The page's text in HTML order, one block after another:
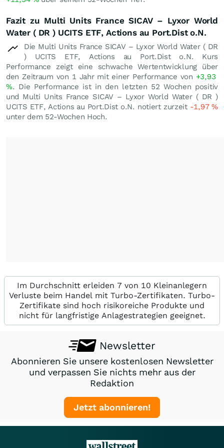
Fazit zu Multi Units France SICAV – Lyxor World
Water ( DR ) UCITS ETF, Actions au Port.Dist o.N.
Die Multi Units France SICAV – Lyxor World Water ( DR
) UCITS ETF, Actions au Port.Dist o.N. Kurs
Performance zeigt eine schwache Wertentwicklung über
den Zeitraum von 1 Jahr mit einer Performance von +3,93
%. Die Performance ist in den letzten 52 Wochen positiv
und Multi Units France SICAV – Lyxor World Water ( DR )
UCITS ETF, Actions au Port.Dist o.N. notiert zurzeit -1,97%
unter dem 52-Wochen Hoch.
Im Durchschnitt erleiden 7 von 10 Kleinanlegern
Verluste beim Handel mit Turbo-Zertifikaten. Turbo-
Zertifikate sind hoch risikoreiche Produkte und
nicht für langfristige Anlagestrategien geeignet.
Newsletter
Abonnieren Sie unsere kostenlosen Newsletter
und verpassen Sie nichts mehr aus der
Redaktion
Jetzt abonnieren!